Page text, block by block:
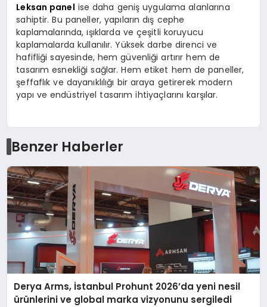
Leksan panel ise daha geniş uygulama alanlarına
sahiptir. Bu paneller, yapıların dış cephe
kaplamalarında, ışıklarda ve çeşitli koruyucu
kaplamalarda kullanılır. Yüksek darbe direnci ve
hafifliği sayesinde, hem güvenliği artırır hem de
tasarım esnekliği sağlar. Hem etiket hem de paneller,
şeffaflık ve dayanıklılığı bir araya getirerek modern
yapı ve endüstriyel tasarım ihtiyaçlarını karşılar.
Benzer Haberler
Derya Arms, İstanbul Prohunt 2026’da yeni nesil
ürünlerini ve global marka vizyonunu sergiledi